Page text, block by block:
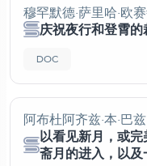
穆罕默德·萨里哈·欧
庆祝夜行和登霄
DOC
阿布杜阿齐兹·本·巴兹
以看见新月，或
斋月的进入，以